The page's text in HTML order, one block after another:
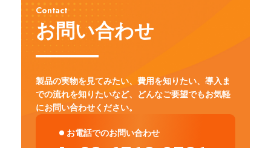
Contact
お問い合わせ
製品の実物を見てみたい、費用を知りたい、導入ま
での流れを知りたいなど、
どんなご要望でもお気軽
にお問い合わせください。
お電話でのお問い合わせ